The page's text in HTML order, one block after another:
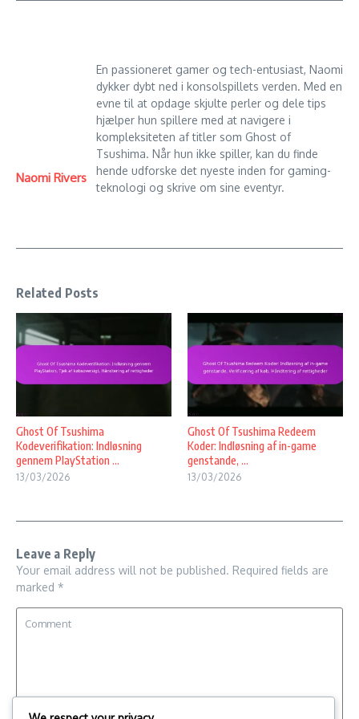
Naomi Rivers
En passioneret gamer og tech-entusiast, Naomi
dykker dybt ned i konsolspillets verden. Med en
evne til at opdage skjulte perler og dele tips
hjælper hun spillere med at navigere i
kompleksiteten af titler som Ghost of
Tsushima. Når hun ikke spiller, kan du finde
hende udforske det nyeste inden for gaming-
teknologi og skrive om sine eventyr.
Related Posts
Ghost Of Tsushima
Kodeverifikation: Indløsning
gennem PlayStation ...
13/03/2026
Ghost Of Tsushima Redeem
Koder: Indløsning af in-game
genstande, ...
13/03/2026
Leave a Reply
Your email address will not be published. Required fields are
marked *